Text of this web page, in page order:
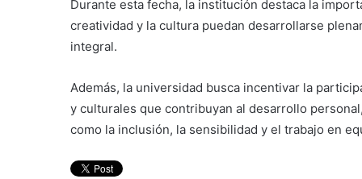
Durante esta fecha, la institución destaca la
creatividad y la cultura puedan desarrollarse
integral.
Además, la universidad busca incentivar la
y culturales que contribuyan al desarrollo
como la inclusión, la sensibilidad y el trabajo en